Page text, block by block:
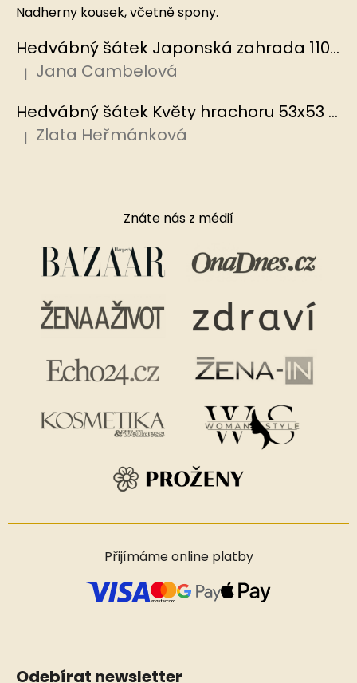
Nadherny kousek, včetně spony.
Hedvábný šátek Japonská zahrada 110x110 cm v dárkovém balení, HEDVÁBNÝ SVĚT
Hodnocení produktu je 5 z 5 hvězdiček.
| Jana Cambelová
Hedvábný šátek Květy hrachoru 53x53 cm v dárkovém balení, HEDVÁBNÝ SVĚT
Hodnocení produktu je 5 z 5 hvězdiček.
| Zlata Heřmánková
Znáte nás z médií
Přijímáme online platby
Odebírat newsletter